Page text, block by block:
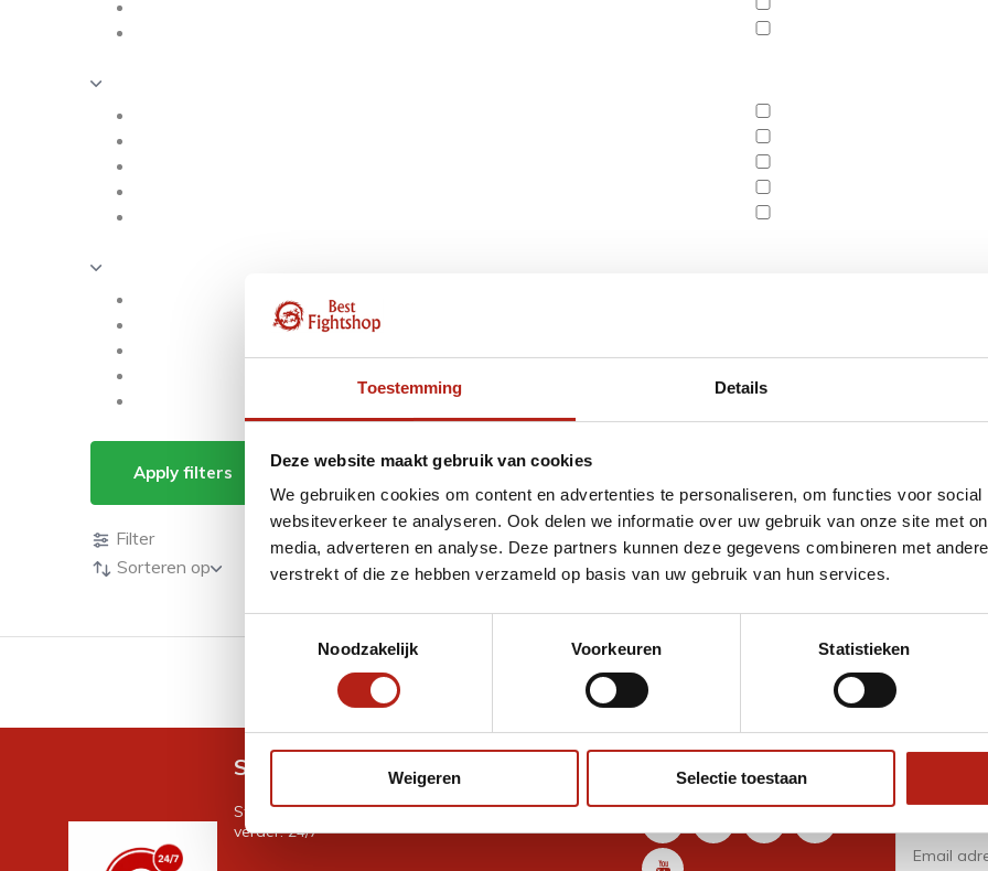
Toestemming Details
Deze website maakt gebruik van cookies
We gebruiken cookies om content en advertenties te personaliseren, om functies voor
websiteverkeer te analyseren. Ook delen we informatie over uw gebruik van onze site met
media, adverteren en analyse. Deze partners kunnen deze gegevens combineren met
verstrekt of die ze hebben verzameld op basis van uw gebruik van hun services.
Noodzakelijk
Voorkeuren Statistieken
Weigeren Selectie toestaan
Apply filters Kama
Producten
Filter
Sorteren op
GRATIS verzending v.a €75 Eenvoudig ruilen of retour
Snel antwoord op je vraag?
Stel je vraag in de chat, en we helpen je graag
verder. 24/7
Volg ons